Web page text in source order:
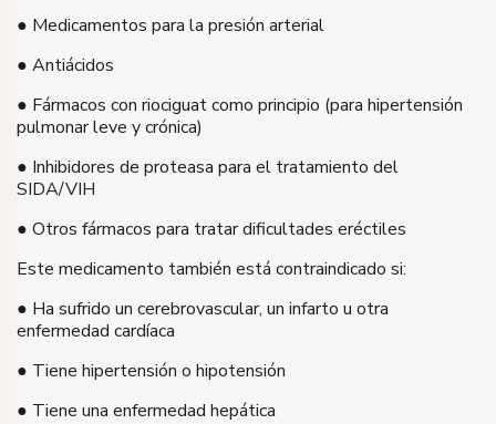
● Medicamentos para la presión arterial
● Antiácidos
● Fármacos con riociguat como principio (para hipertensión
pulmonar leve y crónica)
● Inhibidores de proteasa para el tratamiento del
SIDA/VIH
● Otros fármacos para tratar dificultades eréctiles
Este medicamento también está contraindicado si:
● Ha sufrido un cerebrovascular, un infarto u otra
enfermedad cardíaca
● Tiene hipertensión o hipotensión
● Tiene una enfermedad hepática